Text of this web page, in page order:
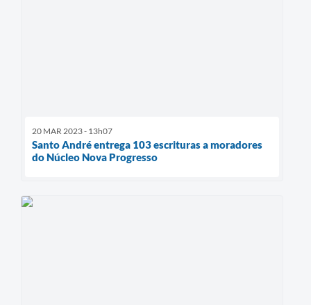
20 MAR 2023 - 13h07
Santo André entrega 103 escrituras a moradores
do Núcleo Nova Progresso